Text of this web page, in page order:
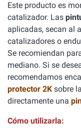
Este producto es
catalizador. Las
aplicadas, secan al
catalizadores o
Se recomiendan
mediano. Si se
recomendamos
protector 2K sobre
directamente una
Cómo utilizarla: